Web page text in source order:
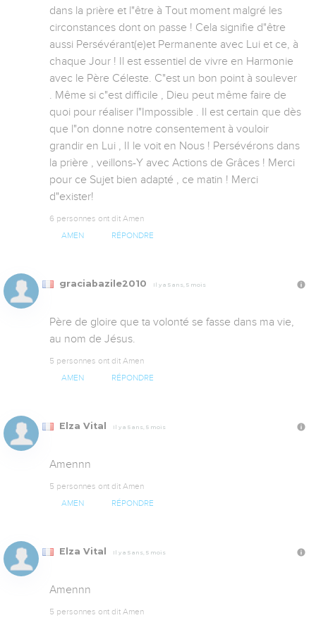
dans la prière et l"être à Tout moment malgré les
circonstances dont on passe ! Cela signifie d"être
aussi Persévérant(e)et Permanente avec Lui et ce, à
chaque Jour ! Il est essentiel de vivre en Harmonie
avec le Père Céleste. C"est un bon point à soulever
. Même si c"est difficile , Dieu peut même faire de
quoi pour réaliser l"Impossible . Il est certain que dès
que l"on donne notre consentement à vouloir
grandir en Lui , II le voit en Nous ! Persévérons dans
la prière , veillons-Y avec Actions de Grâces ! Merci
pour ce Sujet bien adapté , ce matin ! Merci
d"exister!
6 personnes ont dit Amen
AMEN RÉPONDRE
graciabazile2010 Il y a 5 ans, 5 mois
Père de gloire que ta volonté se fasse dans ma vie,
au nom de Jésus.
5 personnes ont dit Amen
AMEN RÉPONDRE
Elza Vital Il y a 5 ans, 5 mois
Amennn
5 personnes ont dit Amen
AMEN RÉPONDRE
Elza Vital Il y a 5 ans, 5 mois
Amennn
5 personnes ont dit Amen